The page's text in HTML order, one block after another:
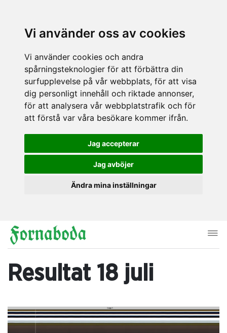
Vi använder oss av cookies
Vi använder cookies och andra
spårningsteknologier för att förbättra din
surfupplevelse på vår webbplats, för att visa
dig personligt innehåll och riktade annonser,
för att analysera vår webbplatstrafik och för
att förstå var våra besökare kommer ifrån.
Jag accepterar
Jag avböjer
Ändra mina inställningar
Resultat 18 juli